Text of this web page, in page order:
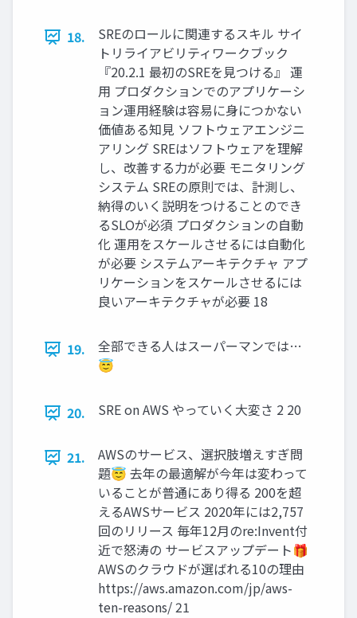
18.
SREのロールに関連するスキル サイ
トリライアビリティワークブック
『20.2.1 最初のSREを見つける』 運
用 プロダクションでのアプリケーシ
ョン運用経験は容易に身につかない
価値ある知見 ソフトウェアエンジニ
アリング SREはソフトウェアを理解
し、改善する力が必要 モニタリング
システム SREの原則では、計測し、
納得のいく説明をつけることのでき
るSLOが必須 プロダクションの自動
化 運用をスケールさせるには自動化
が必要 システムアーキテクチャ アプ
リケーションをスケールさせるには
良いアーキテクチャが必要 18
19.
全部できる人はスーパーマンでは…
😇
20. SRE on AWS やっていく大変さ 2 20
21.
AWSのサービス、選択肢増えすぎ問
題😇 去年の最適解が今年は変わって
いることが普通にあり得る 200を超
えるAWSサービス 2020年には2,757
回のリリース 毎年12月のre:Invent付
近で怒涛の サービスアップデート🎁
AWSのクラウドが選ばれる10の理由
https://aws.amazon.com/jp/aws-
ten-reasons/ 21